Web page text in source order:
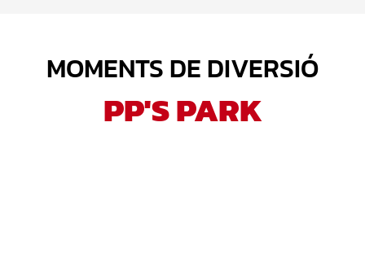
MOMENTS DE DIVERSIÓ
PP'S PARK